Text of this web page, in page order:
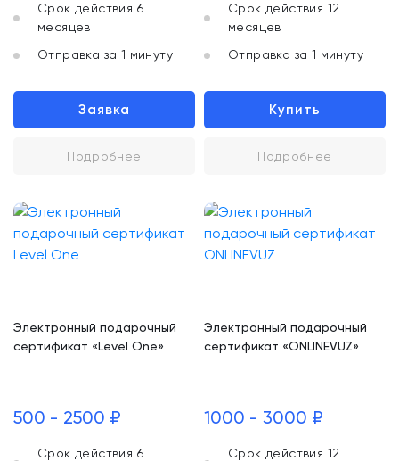
Срок действия 6
месяцев
Отправка за 1 минуту
Заявка
Подробнее
Срок действия 12
месяцев
Отправка за 1 минуту
Купить
Подробнее
Электронный подарочный
сертификат «Level One»
500 - 2500 ₽
Срок действия 6
Электронный подарочный
сертификат «ONLINEVUZ»
1000 - 3000 ₽
Срок действия 12